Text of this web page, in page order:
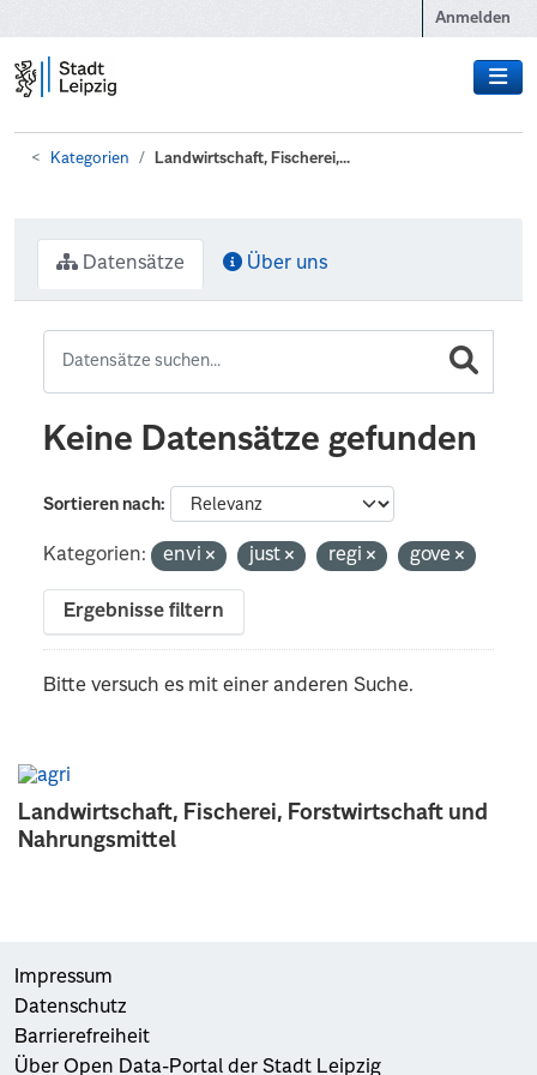
Anmelden
Kategorien Landwirtschaft, Fischerei,...
Landwirtschaft, Fischerei, Forstwirtschaft und
Nahrungsmittel
Datensätze Über uns
Keine Datensätze gefunden
Sortieren nach
Kategorien: envi just regi gove
Ergebnisse filtern
Bitte versuch es mit einer anderen Suche.
Impressum
Datenschutz
Barrierefreiheit
Über Open Data-Portal der Stadt Leipzig